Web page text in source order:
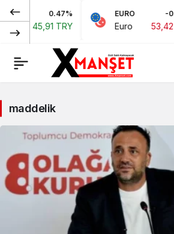
0.47%
TRY
EURO -0.06%
Euro 53,42 TRY
maddelik